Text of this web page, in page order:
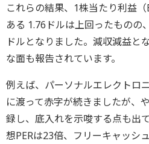
これらの結果、1株当たり利益
ある 1.76ドルは上回ったものの
ドルとなりました。減収減益と
な面も報告されています。
例えば、パーソナルエレクトロ
に渡って赤字が続きましたが、
録し、底入れを示唆する点も出
想PERは23倍、フリーキャッシ